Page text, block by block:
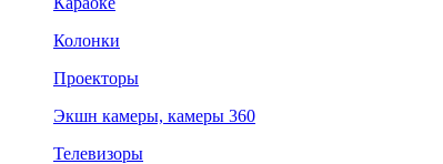
Колонки
Проекторы
Экшн камеры, камеры 360
Телевизоры